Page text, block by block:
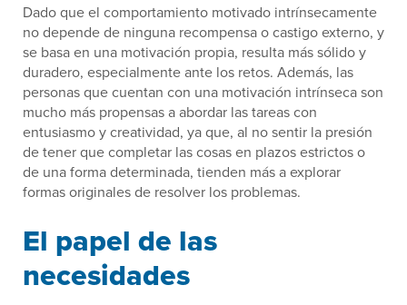
Dado que el comportamiento motivado intrínsecamente
no depende de ninguna recompensa o castigo externo, y
se basa en una motivación propia, resulta más sólido y
duradero, especialmente ante los retos. Además, las
personas que cuentan con una motivación intrínseca son
mucho más propensas a abordar las tareas con
entusiasmo y creatividad, ya que, al no sentir la presión
de tener que completar las cosas en plazos estrictos o
de una forma determinada, tienden más a explorar
formas originales de resolver los problemas.
El papel de las
necesidades